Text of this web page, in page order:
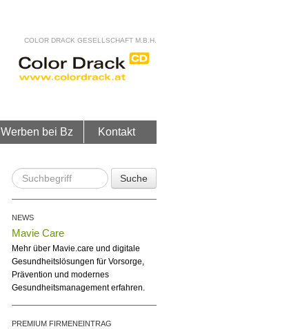
COLOR DRACK GESELLSCHAFT M.B.H.
Werben bei Bz Kontakt
Suche
NEWS
Mavie Care
Mehr über Mavie.care und digitale
Gesundheitslösungen für Vorsorge,
Prävention und modernes
Gesundheitsmanagement erfahren.
PREMIUM FIRMENEINTRAG